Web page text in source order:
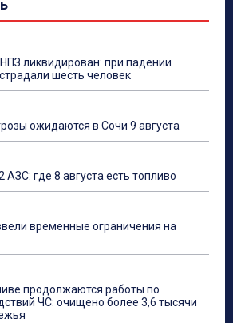
ликвидирован: при падении
шесть человек
ожидаются в Сочи 9 августа
АЗС: где 8 августа есть топливо
временные ограничения на
продолжаются работы по
ЧС: очищено более 3,6 тысячи